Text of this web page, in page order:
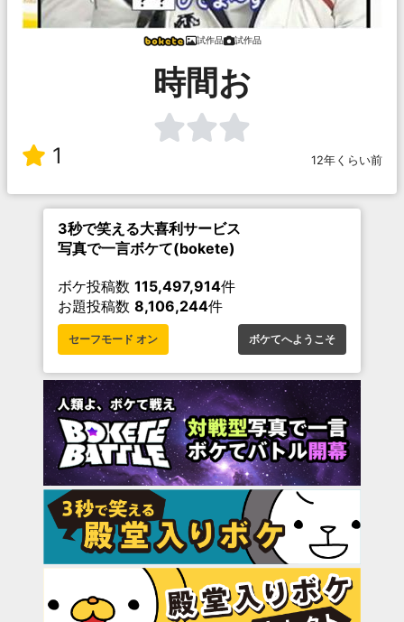
試作品 試作品
時間お
1 12年くらい前
3秒で笑える大喜利サービス
写真で一言ボケて(bokete)
ボケ投稿数 115,497,914件
お題投稿数 8,106,244件
セーフモード オン ボケてへようこそ